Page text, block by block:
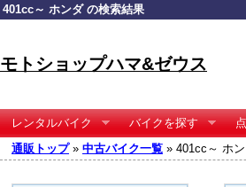
401cc～ ホンダ の検索結果
モトショップハマ&ゼウス
レンタルバイク バイクを探す
通販トップ» 中古バイク一覧 » 401cc～ ホ